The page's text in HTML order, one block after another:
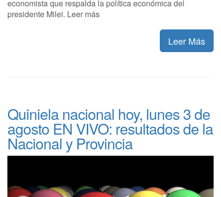
economista que respalda la política económica del
presidente Milei. Leer más
Leer Más
Quiniela nacional hoy, lunes 3 de
agosto EN VIVO: resultados de la
Nacional y Provincia